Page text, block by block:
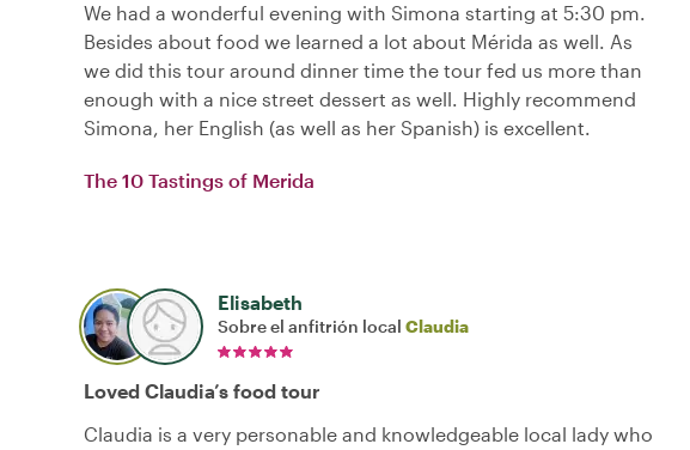
We had a wonderful evening with Simona starting at 5:30 pm.
Besides about food we learned a lot about Mérida as well. As
we did this tour around dinner time the tour fed us more than
enough with a nice street dessert as well. Highly recommend
Simona, her English (as well as her Spanish) is excellent.
The 10 Tastings of Merida
Elisabeth
Sobre el anfitrión local Claudia
Loved Claudia’s food tour
Claudia is a very personable and knowledgeable local lady who